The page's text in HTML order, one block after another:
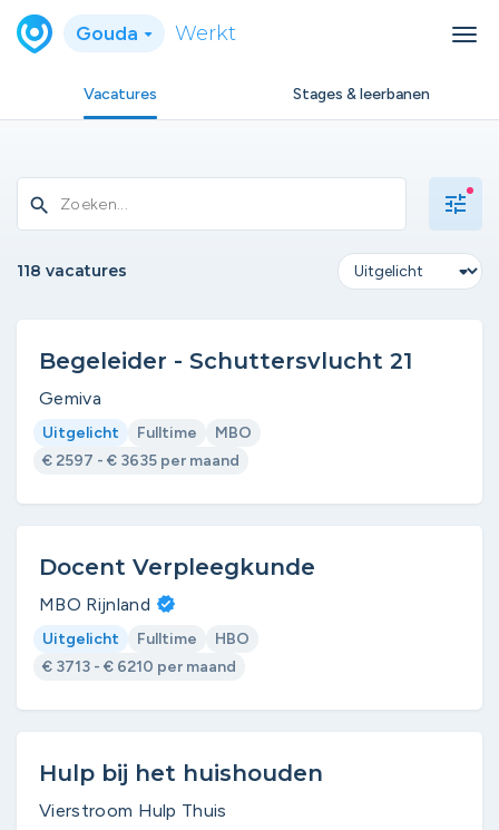
Gouda Werkt
Vacatures Stages & leerbanen
search tune
118 vacatures
Begeleider - Schuttersvlucht 21
Gemiva
Uitgelicht Fulltime
MBO
€ 2597 - € 3635 per maand
Docent Verpleegkunde
MBO Rijnland
Uitgelicht Fulltime
HBO
€ 3713 - € 6210 per maand
Hulp bij het huishouden
Vierstroom Hulp Thuis